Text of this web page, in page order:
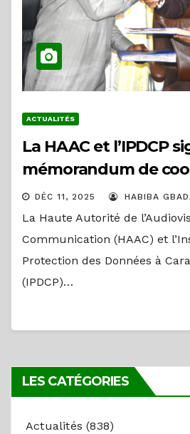
ACTUALITÉS
La HAAC et l’IPDCP
mémorandum de
DÉC 11, 2025 HABIBA
La Haute Autorité de
Communication (HAAC) et
Protection des Données à
(IPDCP)…
LES CATÉGORIES
Actualités (838)